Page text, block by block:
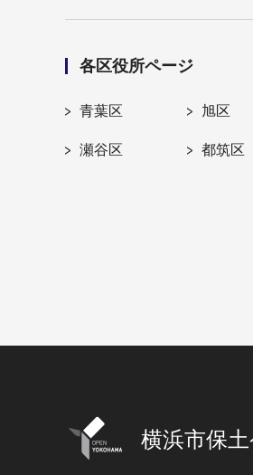
各区役所ページ
青葉区 旭区
瀬谷区 都筑区
横浜市保